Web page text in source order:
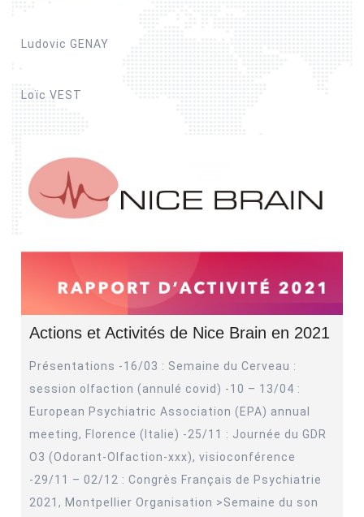
Ludovic GENAY
Loïc VEST
Actions et Activités de Nice Brain en 2021
Présentations -16/03 : Semaine du Cerveau :
session olfaction (annulé covid) -10 – 13/04 :
European Psychiatric Association (EPA) annual
meeting, Florence (Italie) -25/11 : Journée du GDR
O3 (Odorant-Olfaction-xxx), visioconférence
-29/11 – 02/12 : Congrès Français de Psychiatrie
2021, Montpellier Organisation >Semaine du son